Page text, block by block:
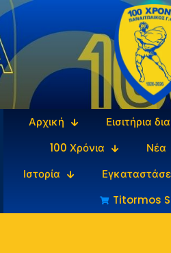
Αρχική
Εισιτήρια
100 Χρόνια
Νέα
Ιστορία
Titormos